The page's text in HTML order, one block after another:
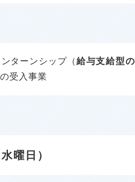
ターンシップ（ 給与支給型の
受入事業
曜日）